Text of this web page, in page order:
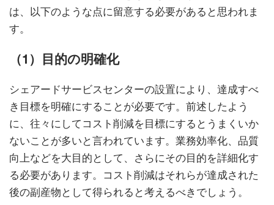
は、以下のような点に留意する必要があると思われま
す。
（1）目的の明確化
シェアードサービスセンターの設置により、達成すべ
き目標を明確にすることが必要です。前述したよう
に、往々にしてコスト削減を目標にするとうまくいか
ないことが多いと言われています。業務効率化、品質
向上などを大目的として、さらにその目的を詳細化す
る必要があります。コスト削減はそれらが達成された
後の副産物として得られると考えるべきでしょう。